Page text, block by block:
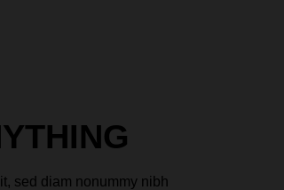
sed diam nonummy nibh